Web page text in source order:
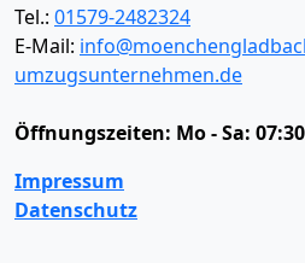
Tel.: 01579-2482324
E-Mail:
umzugsunternehmen.de
Öffnungszeiten: Mo - Sa:
Impressum
Datenschutz